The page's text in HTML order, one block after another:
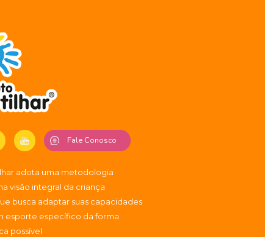
Fale Conosco
adota uma metodologia
visão integral da criança
busca adaptar suas capacidades
esporte específico da forma
possível